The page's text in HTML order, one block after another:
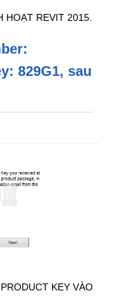
HOẠT REVIT 2015.
829G1, sau
KEY VÀO